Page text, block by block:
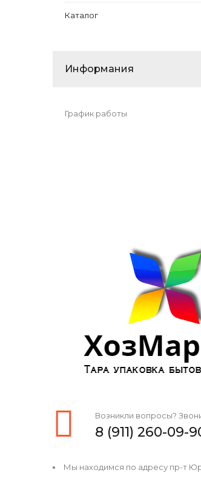
Каталог
Информания
График работы
Возникли вопросы?
8 (911) 260-09-
Мы находимся по адресу пр-т